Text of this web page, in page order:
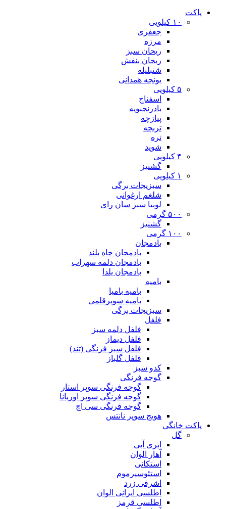
پاکت
۱۰ کیلویی
جعفری
مرزه
ریحان سبز
ریحان بنفش
شنبلیله
یونجه همدانی
۵ کیلویی
اسفناج
بادرنجبویه
پیازچه
تربچه
تره
شوید
۴ کیلویی
گشنیز
۱ کیلویی
سبزیجات برگی
شلغم ارغوانی
لوبیا سبز سان رای
۵۰۰ گرمی
گشنیز
۱۰۰ گرمی
بادمجان
بادمجان چاه بلند
بادمجان دلمه سهراب
بادمجان یلدا
بامیه
بامیه بامیا
بامیه سوپرقلمی
سبزیجات برگی
فلفل
فلفل دلمه سبز
فلفل دیماز
فلفل سبز فرنگی (تند)
فلفل گلباز
کدو سبز
گوجه فرنگی
گوجه فرنگی سوپر استار
گوجه فرنگی سوپر اوریانا
گوجه فرنگی سی اچ
هویج سوپر نانتس
پاکت خانگی
گل
ابری آبی
آهار الوان
استکانی
استئوسپرموم
اشرفی زرد
اطلسی ایرانی الوان
اطلسی قرمز